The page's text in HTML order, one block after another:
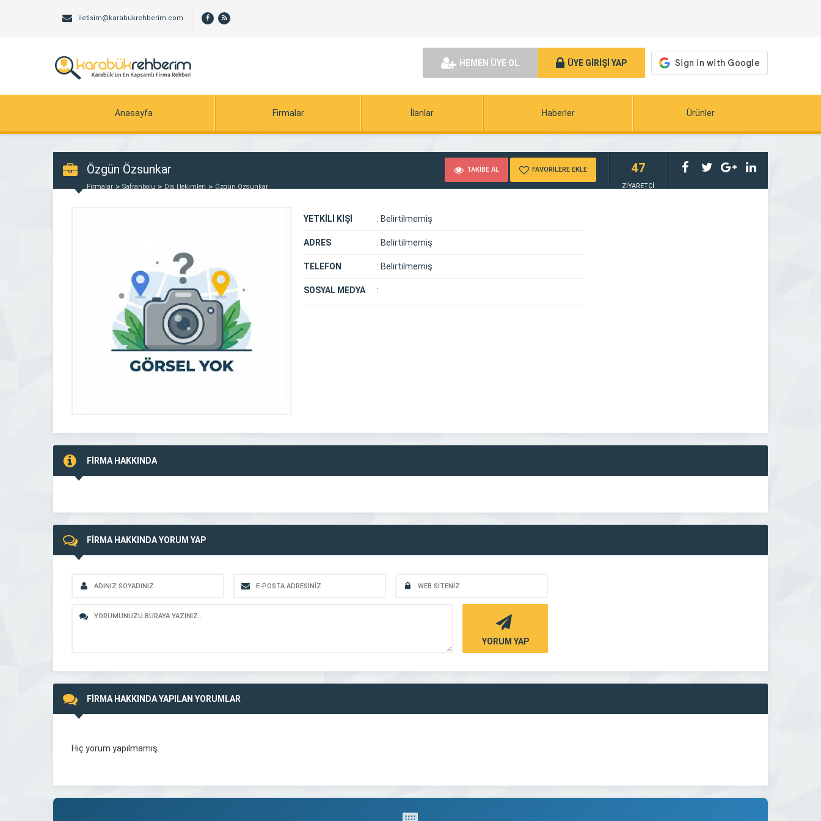
iletisim@karabukrehberim.com
HEMEN ÜYE OL ÜYE GİRİŞİ YAP
Anasayfa Firmalar İlanlar Haberler Ürünler
Özgün Özsunkar
Firmalar Safranbolu Diş Hekimleri Özgün Özsunkar
TAKİBE AL FAVORİLERE EKLE 47
ZİYARETÇİ
YETKİLİ KİŞİ : Belirtilmemiş
ADRES : Belirtilmemiş
TELEFON : Belirtilmemiş
SOSYAL MEDYA :
FİRMA HAKKINDA
FİRMA HAKKINDA YORUM YAP
YORUM YAP
FİRMA HAKKINDA YAPILAN YORUMLAR
Hiç yorum yapılmamış.